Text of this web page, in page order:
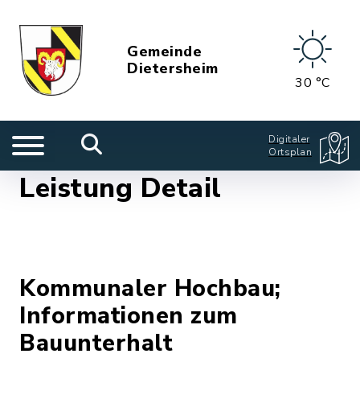
Gemeinde
Dietersheim
30 °C
Digitaler
Ortsplan
Leistung Detail
Kommunaler Hochbau;
Informationen zum
Bauunterhalt